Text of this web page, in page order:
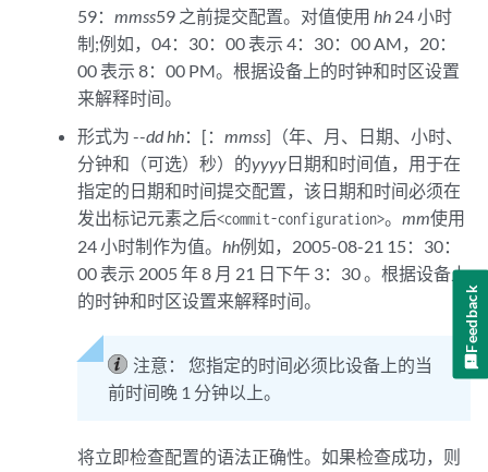
59： mmss59 之前提交配置。对值使用 hh24 小时
制;例如，04：30：00 表示 4：30：00 AM，20：
00 表示 8：00 PM。根据设备上的时钟和时区设置
来解释时间。
形式为 --dd hh：[： mmss]（年、月、日期、小时、
分钟和（可选）秒）的yyyy日期和时间值，用于在
指定的日期和时间提交配置，该日期和时间必须在
发出标记元素之后<commit-configuration>。 mm使用
24 小时制作为值。 hh例如，2005-08-21 15：30：
00 表示 2005 年 8 月 21 日下午 3：30 。根据设备上
的时钟和时区设置来解释时间。
注意：
您指定的时间必须比设备上的当
前时间晚 1 分钟以上。
将立即检查配置的语法正确性。如果检查成功，则
Feedback